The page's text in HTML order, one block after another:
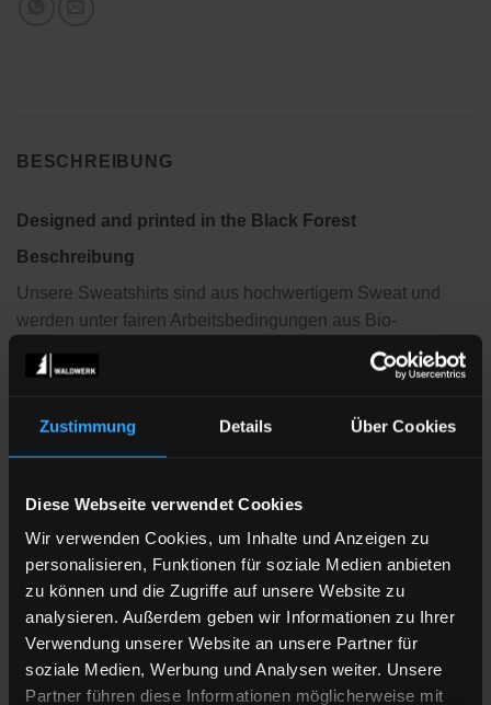
Zustimmung Details Über Cookies
Diese Webseite verwendet Cookies
Wir verwenden Cookies, um Inhalte und Anzeigen zu
personalisieren, Funktionen für soziale Medien anbieten
zu können und die Zugriffe auf unsere Website zu
analysieren. Außerdem geben wir Informationen zu Ihrer
Verwendung unserer Website an unsere Partner für
soziale Medien, Werbung und Analysen weiter. Unsere
Partner führen diese Informationen möglicherweise mit
BESCHREIBUNG
Designed and printed in the Black Forest
Beschreibung
Unsere Sweatshirts sind aus hochwertigem Sweat und
werden unter fairen Arbeitsbedingungen aus Bio-
Baumwolle und recyceltem Polyester hergestellt. Eine gute
Verarbeitung und Passform sind uns hierbei ebenso
Jedes Teil wirdindividuell
die wir verwenden kommen von einem Hersteller auf der
schwäbischen Alb und sind schadstoffgeprüft und
nachÖko-Tex Standard 100 Klasse 1zertifiziert, das
bedeutet vollkommen unbedenklich und daher auch für
Kleinkinder und Babies geeignet.
Da wir jede Bestellung individuell drucken, wäre es schön
und vor allem Resourcen schonend, wenn Du nicht zur